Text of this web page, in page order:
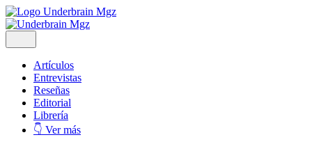
Artículos
Entrevistas
Reseñas
Editorial
Librería
👇 Ver más